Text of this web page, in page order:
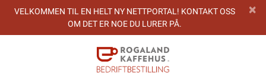
VELKOMMEN TIL EN HELT NY NETTPORTAL! KONTAKT OSS
OM DET ER NOE DU LURER PÅ.